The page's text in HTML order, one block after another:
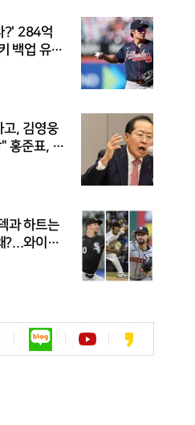
?' 284억
백업 유격
비도 김하
고, 김영웅
홍준표, 또
루에 플
과 하트는
?...와이스
없어